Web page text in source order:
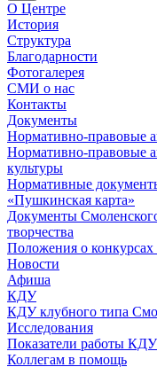
О Центре
История
Структура
Благодарности
Фотогалерея
СМИ о нас
Контакты
Документы
Нормативно-правовые
Нормативно-правовые
культуры
Нормативные
«Пушкинская карта»
Документы
творчества
Положения о конкурсах
Новости
Афиша
КДУ
КДУ клубного типа
Исследования
Показатели работы КДУ
Коллегам в помощь